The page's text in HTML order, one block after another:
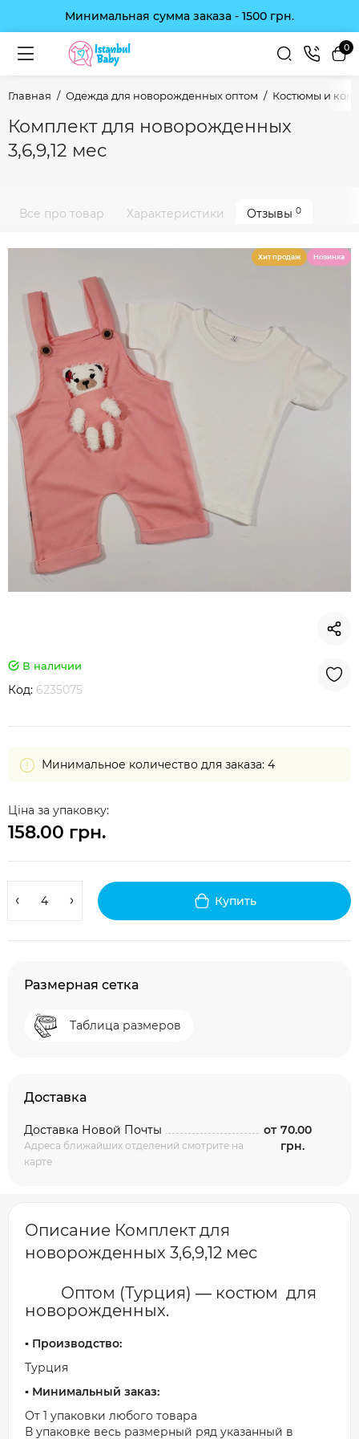
Минимальная сумма заказа - 1500 грн.
0
Главная Одежда для новорожденных оптом Костюмы и
Комплект для новорожденных
3,6,9,12 мес
Все про товар Характеристики Отзывы 0
Хит продаж Новинка
В наличии
Код: 6235075
Минимальное количество для заказа: 4
Ціна за упаковку:
158.00 грн.
Купить
Размерная сетка
Таблица размеров
Доставка
Доставка Новой Почты
Адреса ближайших отделений смотрите на
карте
от 70.00
грн.
Описание Комплект для
новорожденных 3,6,9,12 мес
Оптом (Турция) ― костюм для
новорожденных.
▪️ Производство:
Турция
▪️ Минимальный заказ:
От 1 упаковки любого товара
В упаковке весь размерный ряд указанный в